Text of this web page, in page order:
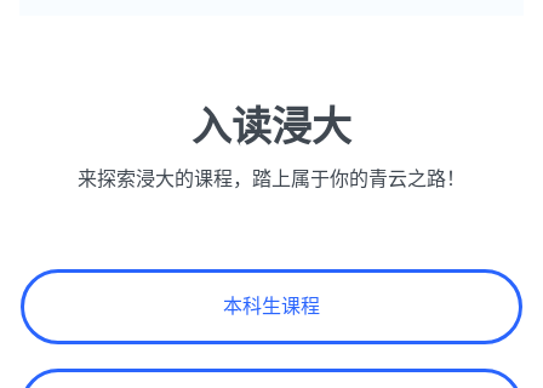
入读浸大
来探索浸大的课程，踏上属于你的青云之路！
本科生课程